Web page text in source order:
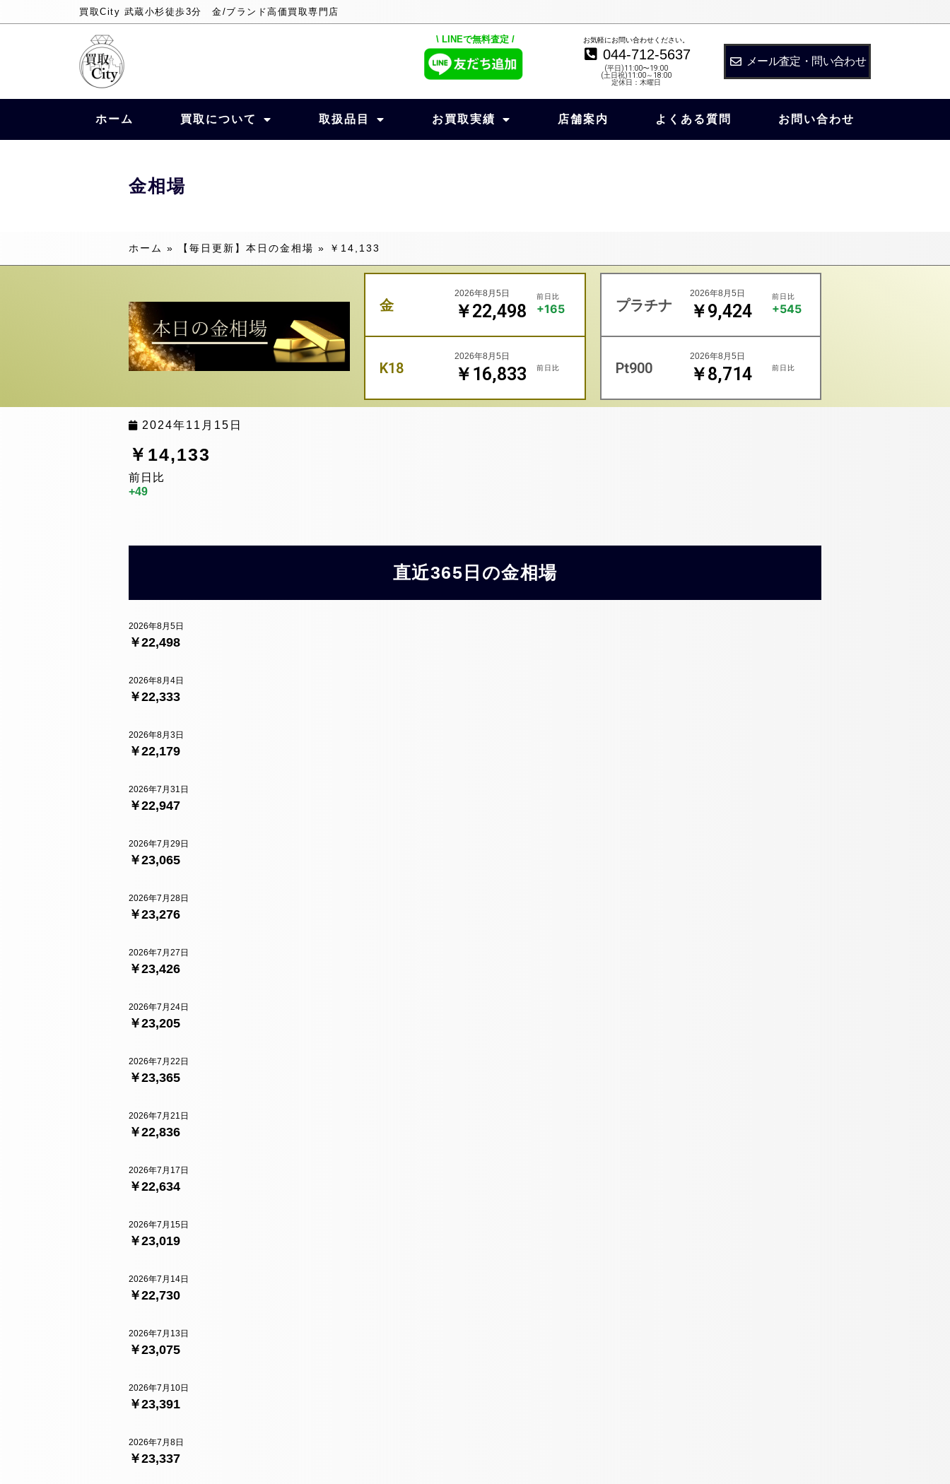
買取City 武蔵小杉徒歩3分 金/ブランド高価買取専門店
\ LINEで無料査定 / お気軽にお問い合わせください。
044-712-5637
(平日)11:00〜19:00
(土日祝)11:00～18:00
定休日：木曜日
メール査定・問い合わせ
ホーム 買取について 取扱品目 お買取実績 店舗案内 よくある質問 お問い合わせ
金相場
ホーム » 【毎日更新】本日の金相場 » ￥14,133
金 ￥22,498
2026年8月5日 前日比
+165
K18 ￥16,833
2026年8月5日
前日比
プラチナ ￥9,424
2026年8月5日 前日比
+545
Pt900 ￥8,714
2026年8月5日
前日比
2024年11月15日
￥14,133
前日比
+49
直近365日の金相場
￥22,498
2026年8月5日
￥22,333
2026年8月4日
￥22,179
2026年8月3日
￥22,947
2026年7月31日
￥23,065
2026年7月29日
￥23,276
2026年7月28日
￥23,426
2026年7月27日
￥23,205
2026年7月24日
￥23,365
2026年7月22日
￥22,836
2026年7月21日
￥22,634
2026年7月17日
￥23,019
2026年7月15日
￥22,730
2026年7月14日
￥23,075
2026年7月13日
￥23,391
2026年7月10日
￥23,337
2026年7月8日